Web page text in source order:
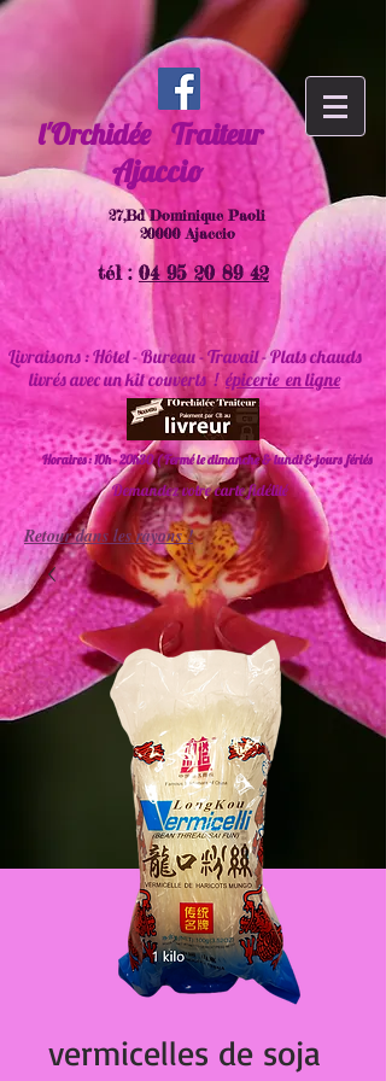
l'Orchidée Traiteur
Ajaccio
27,Bd Dominique Paoli
20000 Ajaccio
tél :04 95 20 89 42
Livraisons : Hôtel - Bureau - Travail - Plats chauds
livrés avec un kit couverts !épicerie en ligne
Horaires : 10h - 20h30 ( Fermé le dimanche & lundi & jours fériés
Demandez votre carte fidélité
Retour dans les rayons !
vermicelles de soja